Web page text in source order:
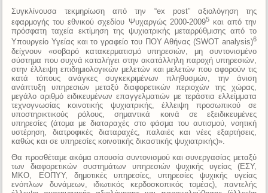
Συγκλίνουσα τεκμηρίωση από την “ex post” αξιολόγηση της
εφαρμογής του εθνικού σχεδίου Ψυχαργώς 2000-20095και από την
πρόσφατη ταχεία εκτίμηση της ψυχιατρικής μεταρρύθμισης από το
Υπουργείο Υγείας και το γραφείο του ΠΟΥ Αθήνας (SWΟT analysis)6
δείχνουν «σοβαρό κατακερματισμό υπηρεσιών, μη συντονισμένο
σύστημα που συχνά καταλήγει στην ακατάλληλη παροχή υπηρεσιών,
στην έλλειψη επιδημιολογικών μελετών και μελετών που αφορούν τις
κατά τόπους ανάγκες συγκεκριμένων πληθυσμών, την άνιση
ανάπτυξη υπηρεσιών μεταξύ διαφορετικών περιοχών της χώρας,
μεγάλο αριθμό ειδικευμένων επαγγελματιών με τεράστια ελλείμματα
τεχνογνωσίας κοινοτικής ψυχιατρικής, έλλειψη προσωπικού σε
υποστηρικτικούς ρόλους, σημαντικά κοινά σε εξειδικευμένες
υπηρεσίες (άτομα με διαταραχές στο φάσμα του αυτισμού, νοητική
υστέρηση, διατροφικές διαταραχές, παλαιές και νέες εξαρτήσεις,
καθώς και σε υπηρεσίες κοινοτικής δικαστικής ψυχιατρικής)».
Θα προσθέταμε ακόμα απουσία συντονισμού και συνεργασίας μεταξύ
των διαφορετικών συστημάτων υπηρεσιών ψυχικής υγείας (ΕΣΥ,
ΜΚΟ, ΕΟΠΥΥ, δημοτικές υπηρεσίες, υπηρεσίες ψυχικής υγείας
ενόπλων δυνάμεων, ιδιωτικός κερδοσκοπικός τομέας), παντελής